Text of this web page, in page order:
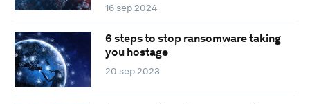
16 sep 2024
6 steps to stop ransomware taking
you hostage
20 sep 2023